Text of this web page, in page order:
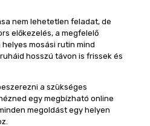
nem lehetetlen feladat, de
előkezelés, a megfelelő
mosási rutin mind
hosszú távon is frissek és
a szükséges
egy megbízható online
megoldást egy helyen